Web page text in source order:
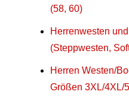
(58, 60)
Herrenwesten
(Steppwesten,
Herren Westen/
Größen 3XL/4XL/